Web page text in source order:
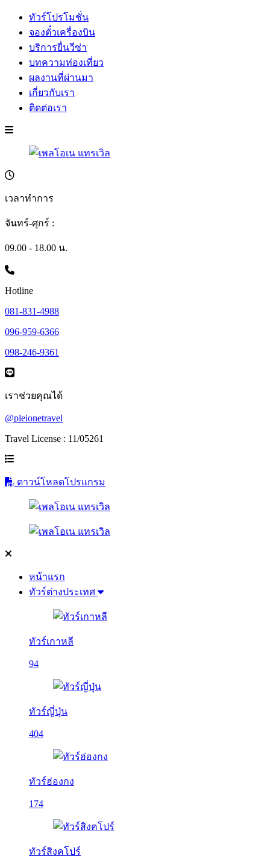
ทัวร์โปรโมชั่น
จองตั๋วเครื่องบิน
บริการยื่นวีซ่า
บทความท่องเที่ยว
ผลงานที่ผ่านมา
เกี่ยวกับเรา
ติดต่อเรา
เวลาทำการ
จันทร์-ศุกร์ :
09.00 - 18.00 น.
Hotline
081-831-4988
096-959-6366
098-246-9361
เราช่วยคุณได้
@pleionetravel
Travel License : 11/05261
ดาวน์โหลดโปรแกรม
หน้าแรก
ทัวร์ต่างประเทศ
ทัวร์เกาหลี
94
ทัวร์ญี่ปุ่น
404
ทัวร์ฮ่องกง
174
ทัวร์สิงคโปร์